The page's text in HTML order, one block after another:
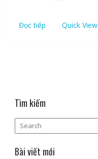
Đọc tiếp Quick View
Tìm kiếm
Bài viết mới